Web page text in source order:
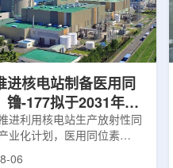
率锥形束CT成像系统
、六自由度患者定位台
Couch，以及表面引导放
统IDENTIFY。亚洲大学医
进核电站制备医用同
镥-177拟于2031年商
产
进利用核电站生产放射性同
业化计划，医用同位素
177)被列为首个商业化目
06